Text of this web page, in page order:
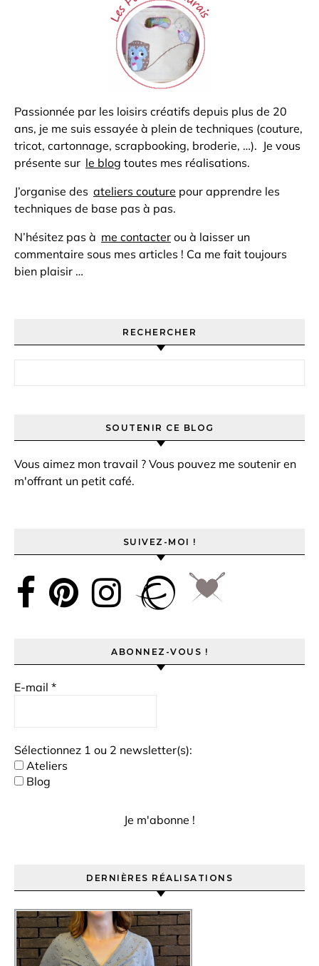
Passionnée par les loisirs créatifs depuis plus de 20
ans, je me suis essayée à plein de techniques (couture,
tricot, cartonnage, scrapbooking, broderie, …). Je vous
présente sur le blog toutes mes réalisations.
J’organise des ateliers couture pour apprendre les
techniques de base pas à pas.
N’hésitez pas à me contacter ou à laisser un
commentaire sous mes articles ! Ca me fait toujours
bien plaisir …
RECHERCHER
SOUTENIR CE BLOG
Vous aimez mon travail ? Vous pouvez me soutenir en
m'offrant un petit café.
SUIVEZ-MOI !
ABONNEZ-VOUS !
E-mail *
Sélectionnez 1 ou 2 newsletter(s):
Ateliers
Blog
DERNIÈRES RÉALISATIONS